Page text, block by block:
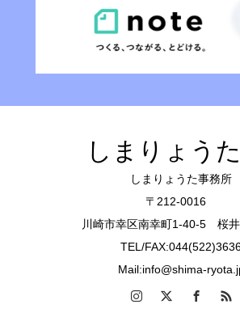
しまりょう
しまりょうた事務所
〒212-0016
川崎市幸区南幸町1-40-5 桜
TEL/
Mail:info@shima-